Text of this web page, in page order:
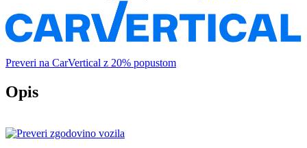
Preveri na CarVertical z 20% popustom
Opis